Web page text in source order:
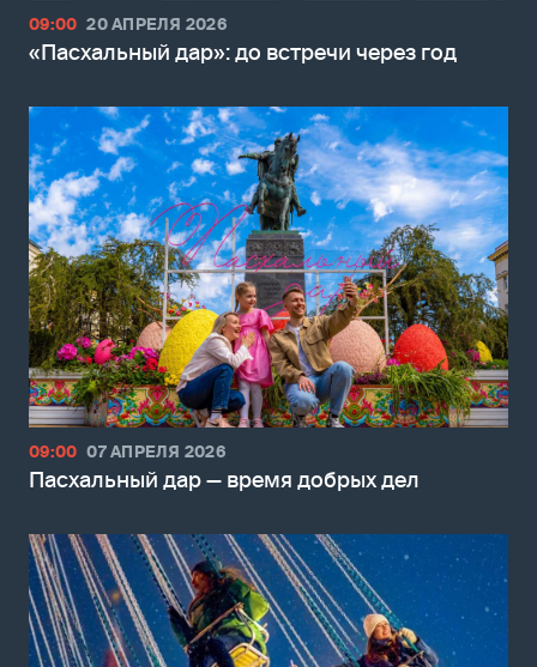
09:00 20 АПРЕЛЯ 2026
«Пасхальный дар»: до встречи через год
09:00 07 АПРЕЛЯ 2026
Пасхальный дар — время добрых дел